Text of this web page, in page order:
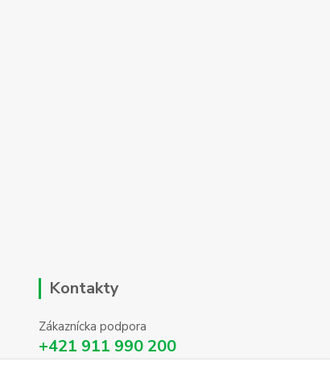
Kontakty
Zákaznícka podpora
+421 911 990 200